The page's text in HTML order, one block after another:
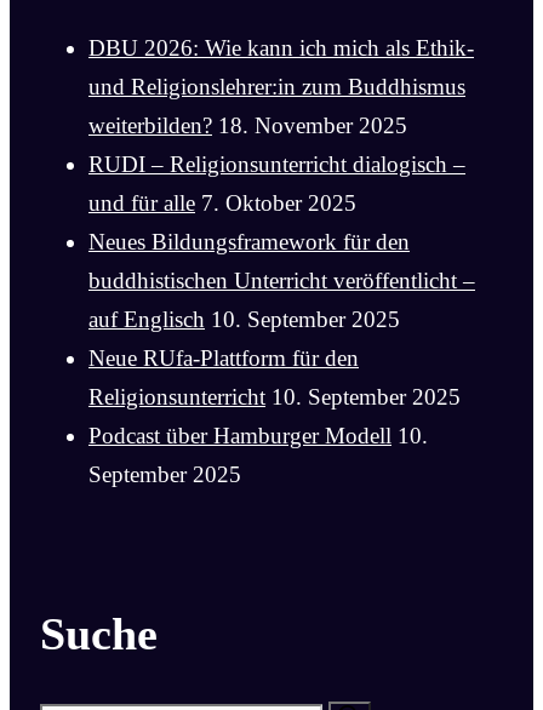
DBU 2026: Wie kann ich mich als Ethik-
und Religionslehrer:in zum Buddhismus
weiterbilden? 18. November 2025
RUDI – Religionsunterricht dialogisch –
und für alle 7. Oktober 2025
Neues Bildungsframework für den
buddhistischen Unterricht veröffentlicht –
auf Englisch 10. September 2025
Neue RUfa-Plattform für den
Religionsunterricht 10. September 2025
Podcast über Hamburger Modell 10.
September 2025
Suche